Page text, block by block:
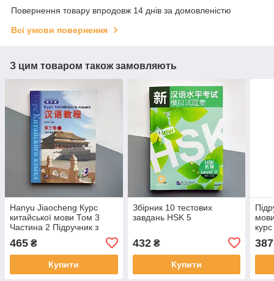
Повернення товару впродовж 14 днів за домовленістю
Всі умови повернення
З цим товаром також замовляють
Hanyu Jiaocheng Курс
китайської мови Том 3
Частина 2 Підручник з
465 ₴
Купити
Збірник 10 тестових
завдань HSK 5
432₴
Купити
387